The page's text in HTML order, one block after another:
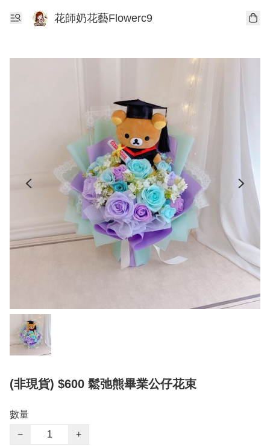
花師奶花藝Flowerc9
(非現貨) $600 鬆弛熊畢業公仔花束
數量
−
+